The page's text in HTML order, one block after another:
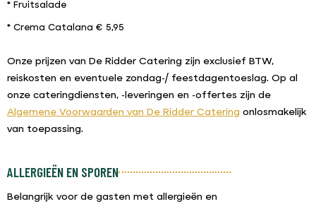
* Fruitsalade
* Crema Catalana € 5,95
Onze prijzen van De Ridder Catering zijn exclusief BTW,
reiskosten en eventuele zondag-/ feestdagentoeslag. Op al
onze cateringdiensten, -leveringen en -offertes zijn de
Algemene Voorwaarden van De Ridder Catering onlosmakelijk
van toepassing.
ALLERGIEËN EN SPOREN
Belangrijk voor de gasten met allergieën en